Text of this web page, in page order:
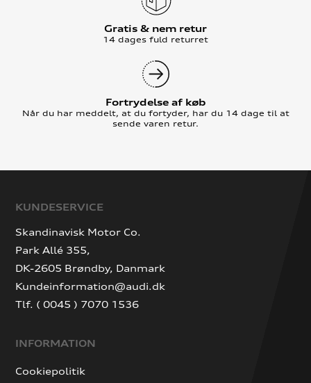
Gratis & nem retur
14 dages fuld returret
Fortrydelse af køb
Når du har meddelt, at du fortyder, har du 14 dage til at
sende varen retur.
KUNDESERVICE
Skandinavisk Motor Co.
Park Allé 355,
DK-2605 Brøndby, Danmark
Kundeinformation@audi.dk
Tlf. ( 0045 ) 7070 1536
INFORMATION
Cookiepolitik